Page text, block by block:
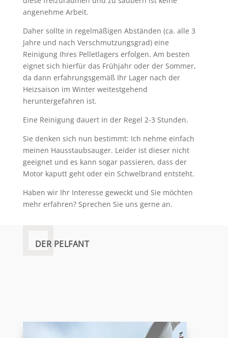
angenehme Arbeit.
Daher sollte in regelmäßigen Abständen (ca. alle 3
Jahre und nach Verschmutzungsgrad) eine
Reinigung Ihres Pelletlagers erfolgen. Am besten
eignet sich hierfür das Frühjahr oder der Sommer,
da dann erfahrungsgemäß Ihr Lager nach der
Heizsaison im Winter weitestgehend
heruntergefahren ist.
Eine Reinigung dauert in der Regel 2-3 Stunden.
Sie denken sich nun bestimmt: Ich nehme einfach
meinen Hausstaubsauger. Leider ist dieser nicht
geeignet und es kann sogar passieren, dass der
Motor kaputt geht oder ein Schwelbrand entsteht.
Haben wir Ihr Interesse geweckt und Sie möchten
mehr erfahren? Sprechen Sie uns gerne an.
DER PELFANT